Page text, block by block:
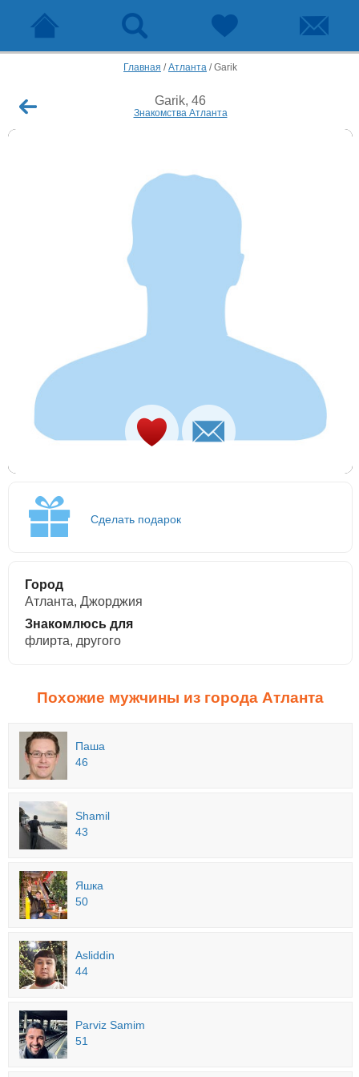
Главная /Атланта /Garik
Garik, 46
Знакомства Атланта
Сделать подарок
Город
Атланта, Джорджия
Знакомлюсь для
флирта, другого
Похожие мужчины из города Атланта
Паша
46
Shamil
43
Яшка
50
Asliddin
44
Parviz Samim
51